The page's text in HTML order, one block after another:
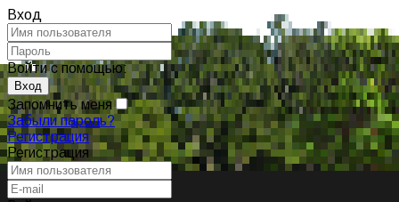
Вход
Войти с помощью:
Запомнить меня
Забыли пароль?
Регистрация
Регистрация